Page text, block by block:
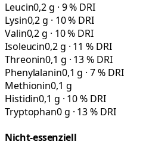
Leucin0,2 g · 9 % DRI
Lysin0,2 g · 10 % DRI
Valin0,2 g · 10 % DRI
Isoleucin0,2 g · 11 % DRI
Threonin0,1 g · 13 % DRI
Phenylalanin0,1 g · 7 % DRI
Methionin0,1 g
Histidin0,1 g · 10 % DRI
Tryptophan0 g · 13 % DRI
Nicht-essenziell